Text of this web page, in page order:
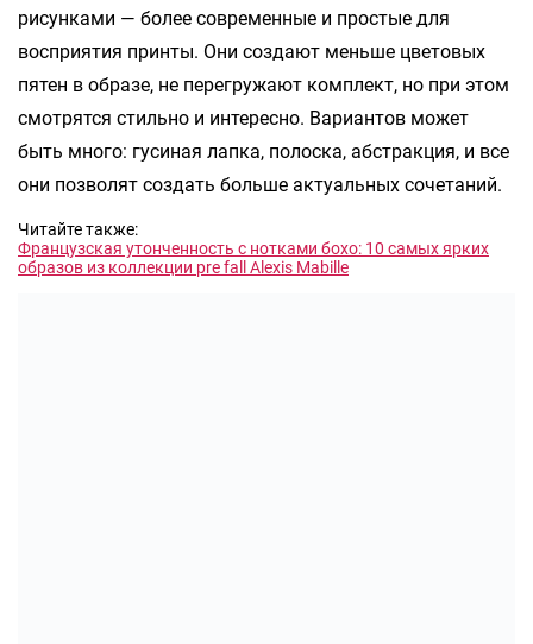
рисунками — более современные и простые для
восприятия принты. Они создают меньше цветовых
пятен в образе, не перегружают комплект, но при этом
смотрятся стильно и интересно. Вариантов может
быть много: гусиная лапка, полоска, абстракция, и все
они позволят создать больше актуальных сочетаний.
Читайте также:
Французская утонченность с нотками бохо: 10 самых ярких
образов из коллекции pre fall Alexis Mabille